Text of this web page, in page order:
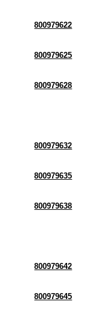
800979622
800979625
800979628
800979632
800979635
800979638
800979642
800979645